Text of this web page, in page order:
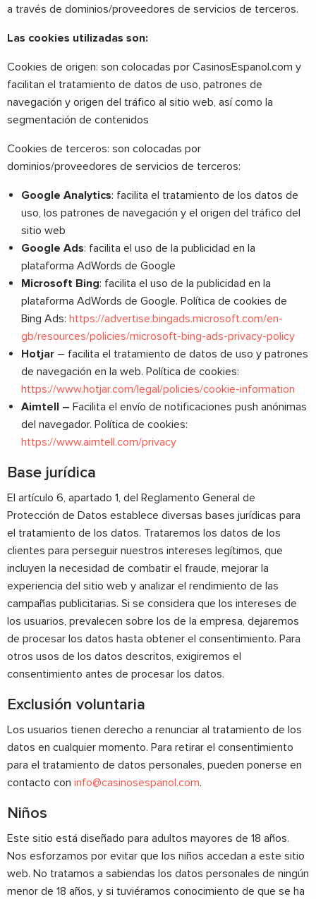
a través de dominios/proveedores de servicios de terceros.
Las cookies utilizadas son:
Cookies de origen: son colocadas por CasinosEspanol.com y
facilitan el tratamiento de datos de uso, patrones de
navegación y origen del tráfico al sitio web, así como la
segmentación de contenidos
Cookies de terceros: son colocadas por
dominios/proveedores de servicios de terceros:
Google Analytics: facilita el tratamiento de los datos de
uso, los patrones de navegación y el origen del tráfico del
sitio web
Google Ads: facilita el uso de la publicidad en la
plataforma AdWords de Google
Microsoft Bing: facilita el uso de la publicidad en la
plataforma AdWords de Google. Política de cookies de
Bing Ads: https://advertise.bingads.microsoft.com/en-
gb/resources/policies/microsoft-bing-ads-privacy-policy
Hotjar – facilita el tratamiento de datos de uso y patrones
de navegación en la web. Política de cookies:
https://www.hotjar.com/legal/policies/cookie-information
Aimtell – Facilita el envío de notificaciones push anónimas
del navegador. Política de cookies:
https://www.aimtell.com/privacy
Base jurídica
El artículo 6, apartado 1, del Reglamento General de
Protección de Datos establece diversas bases jurídicas para
el tratamiento de los datos. Trataremos los datos de los
clientes para perseguir nuestros intereses legítimos, que
incluyen la necesidad de combatir el fraude, mejorar la
experiencia del sitio web y analizar el rendimiento de las
campañas publicitarias. Si se considera que los intereses de
los usuarios, prevalecen sobre los de la empresa, dejaremos
de procesar los datos hasta obtener el consentimiento. Para
otros usos de los datos descritos, exigiremos el
consentimiento antes de procesar los datos.
Exclusión voluntaria
Los usuarios tienen derecho a renunciar al tratamiento de los
datos en cualquier momento. Para retirar el consentimiento
para el tratamiento de datos personales, pueden ponerse en
contacto con info@casinosespanol.com.
Niños
Este sitio está diseñado para adultos mayores de 18 años.
Nos esforzamos por evitar que los niños accedan a este sitio
web. No tratamos a sabiendas los datos personales de ningún
menor de 18 años, y si tuviéramos conocimiento de que se ha